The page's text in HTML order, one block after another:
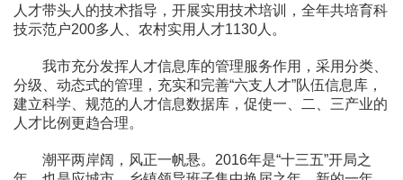
人才带头人的技术指导，开展实用技术培训，全年共培育科
技示范户200多人、农村实用人才1130人。
我市充分发挥人才信息库的管理服务作用，采用分类、
分级、动态式的管理，充实和完善“六支人才”队伍信息库，
建立科学、规范的人才信息数据库，促使一、二、三产业的
人才比例更趋合理。
潮平两岸阔，风正一帆悬。2016年是“十三五”开局之